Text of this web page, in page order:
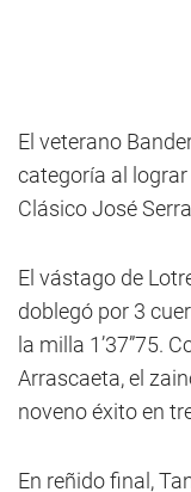
El veterano
categoría al
Clásico José
El vástago de
doblegó por 3
la milla 1’37”75.
Arrascaeta, el
noveno éxito en
En reñido final,